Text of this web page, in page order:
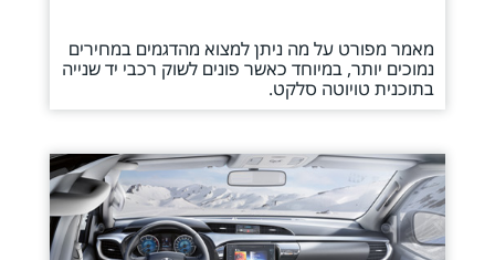
מאמר מפורט על מה ניתן למצוא מהדגמים במחירים
נמוכים יותר, במיוחד כאשר פונים לשוק רכבי יד שנייה
בתוכנית טויוטה סלקט.